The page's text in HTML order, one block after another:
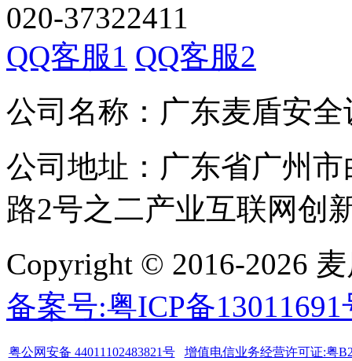
020-37322411
QQ客服1 QQ客服2
公司名称：广东麦盾安
公司地址：广东省广州
路2号之二产业互联网创
Copyright © 2016-2026
备案号:粤ICP备13011691
粤公网安备 44011102483821号 增值电信业务经营许可证:粤